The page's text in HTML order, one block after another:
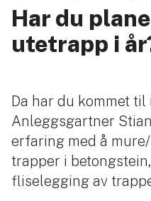
Har du
utetrapp i
Da har du kommet
Anleggsgartner
erfaring med å
trapper i
fliselegging av